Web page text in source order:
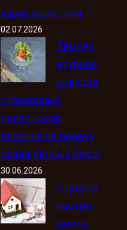
характеристики
02.07.2026
Темпер
атурная
инерция
стеклянных
салатников:
влияние на подачу
охлаждённых блюд
30.06.2026
Строите
льство
домов